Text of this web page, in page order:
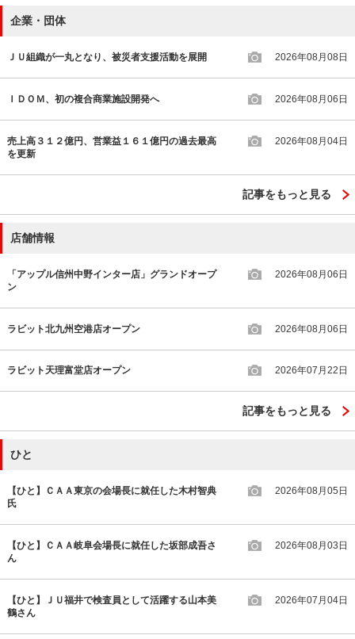
企業・団体
ＪＵ組織が一丸となり、被災者支援活動を展開 2026年08月08日
ＩＤＯＭ、初の複合商業施設開発へ 2026年08月06日
売上高３１２億円、営業益１６１億円の過去最高
を更新
2026年08月04日
記事をもっと見る
店舗情報
「アップル信州中野インター店」グランドオープ
ン
2026年08月06日
ラビット北九州空港店オープン 2026年08月06日
ラビット天理富堂店オープン 2026年07月22日
記事をもっと見る
ひと
【ひと】ＣＡＡ東京の会場長に就任した木村智典
氏
2026年08月05日
【ひと】ＣＡＡ岐阜会場長に就任した坂部成吾さ
ん
2026年08月03日
【ひと】ＪＵ福井で検査員として活躍する山本美
鶴さん
2026年07月04日